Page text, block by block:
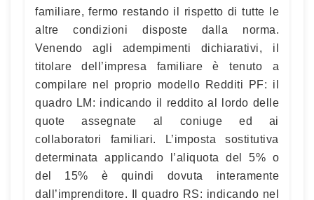
familiare, fermo restando il rispetto di tutte le
altre condizioni disposte dalla norma.
Venendo agli adempimenti dichiarativi, il
titolare dell’impresa familiare è tenuto a
compilare nel proprio modello Redditi PF: il
quadro LM: indicando il reddito al lordo delle
quote assegnate al coniuge ed ai
collaboratori familiari. L’imposta sostitutiva
determinata applicando l’aliquota del 5% o
del 15% è quindi dovuta interamente
dall’imprenditore. Il quadro RS: indicando nel